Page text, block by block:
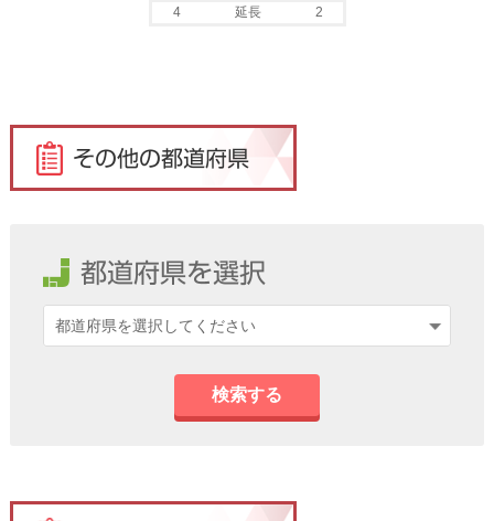
4
延長 2
検索する